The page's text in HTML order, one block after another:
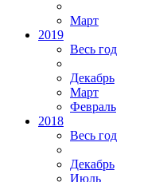
Март
2019
Весь год
Декабрь
Март
Февраль
2018
Весь год
Декабрь
Июль